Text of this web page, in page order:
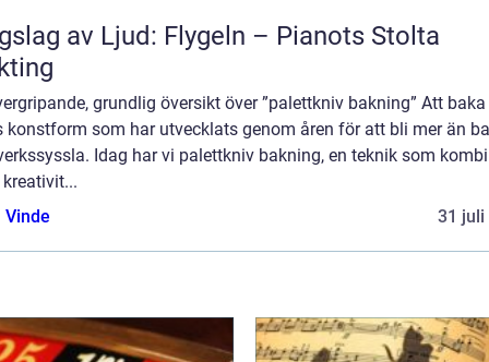
av Ljud: Flygeln – Pianots Stolta
grundlig översikt över ”palettkniv bakning” Att baka
konstform som har utvecklats genom åren för att bli mer än
Idag har vi palettkniv bakning, en teknik som
Vinde
31 juli